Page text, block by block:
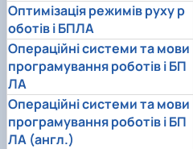
Оптимізація режимів руху р
оботів і БПЛА
Операційні системи та мови
програмування роботів і БП
ЛА
Операційні системи та мови
програмування роботів і БП
ЛА (англ.)